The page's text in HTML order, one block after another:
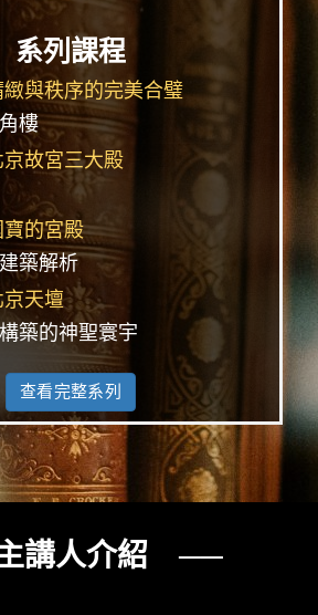
系列課程
緻與秩序的完美合璧
樓
京故宮三大殿
寶的宮殿
築解析
京天壇
築的神聖寰宇
查看完整系列
講人介紹 ──